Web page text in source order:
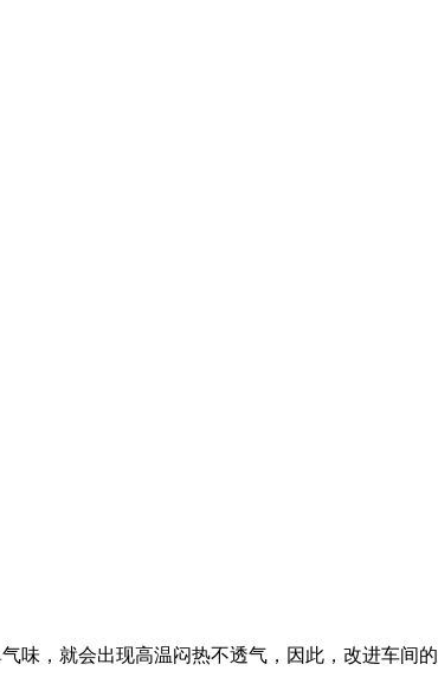
，就会出现高温闷热不透气，因此，改进车间的